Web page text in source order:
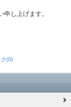
し上げます。
ク(0)